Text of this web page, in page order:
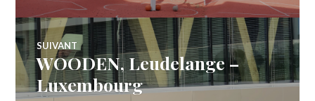
l’article
SUIVANT
Article
Suivant:
WOODEN, Leudelange –
Luxembourg